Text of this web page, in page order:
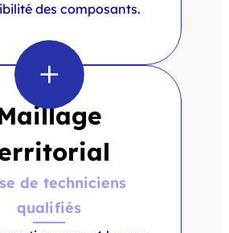
des composants.
de techniciens
qualifiés